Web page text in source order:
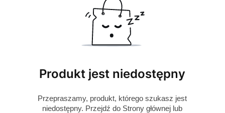
Produkt jest niedostępny
Przepraszamy, produkt, którego szukasz jest
niedostępny. Przejdź do Strony głównej lub